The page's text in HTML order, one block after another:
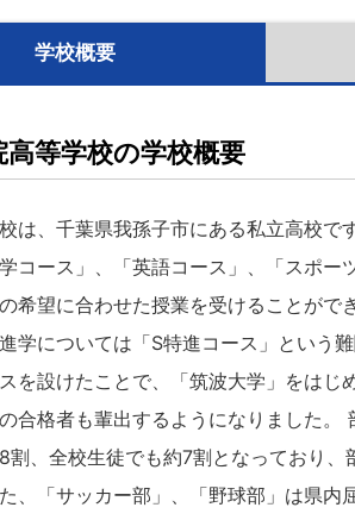
学校概要
高等学校の学校概要
は、千葉県我孫子市にある私立高校で
コース」、「英語コース」、「スポー
希望に合わせた授業を受けることがで
学については「S特進コース」という
を設けたことで、「筑波大学」をはじ
合格者も輩出するようになりました。
割、全校生徒でも約7割となっており、
、「サッカー部」、「野球部」は県内